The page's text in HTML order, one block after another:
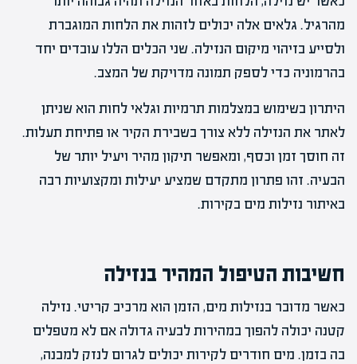
מהרגיל. גלאים אלה יכולים לזהות את הלחות המוגברת
ולסייע בזיהוי מיקום הנזילה. שני הכלים הללו עובדים יחד
בהרמוניה כדי לספק תמונה מדויקת של המצב.
היתרון בשימוש במצלמות תרמיות וגלאי לחות הוא שניתן
לאתר את הנזילה ללא צורך בשבירת הקיר או פתיחת תעלות.
זה חוסך זמן וכסף, ומאפשר תיקון מהיר ויעיל יותר של
הבעיה. זהו פתרון מתקדם שמציע יעילות ומקצועיות רבה
באיתור נזילות מים בקירות.
חשיבות הטיפול המהיר בנזילה
כאשר מדובר בנזילות מים, הזמן הוא מרכיב קריטי. נזילה
קטנה יכולה להפוך במהירות לבעיה גדולה אם לא מטפלים
בה בזמן. מים חודרים לקירות יכולים לגרום לנזק למבנה,